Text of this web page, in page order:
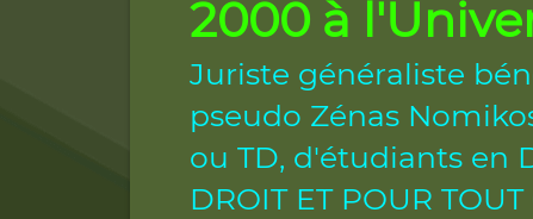
2000 à
Juriste généraliste
pseudo Zénas
ou TD, d'étudiants en
DROIT ET POUR